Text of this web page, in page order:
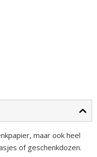
maar ook heel
of geschenkdozen.